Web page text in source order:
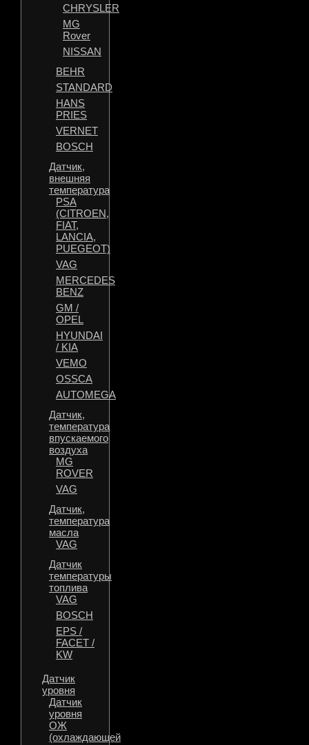
CHRYSLER
MG
Rover
NISSAN
BEHR
STANDARD
HANS
PRIES
VERNET
BOSCH
Датчик,
внешняя
температура
PSA
(CITROEN,
FIAT,
LANCIA,
PUEGEOT)
VAG
MERCEDES
BENZ
GM /
OPEL
HYUNDAI
/ KIA
VEMO
OSSCA
AUTOMEGA
Датчик,
температура
впускаемого
воздуха
MG
ROVER
VAG
Датчик,
температура
масла
VAG
Датчик
температуры
топлива
VAG
BOSCH
EPS /
FACET /
KW
Датчик
уровня
Датчик
уровня
ОЖ
(охлаждающей